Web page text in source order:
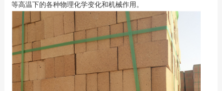
等高温下的各种物理化学变化和机械作用。